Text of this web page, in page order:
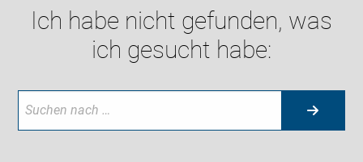
Ich habe nicht gefunden, was
ich gesucht habe: